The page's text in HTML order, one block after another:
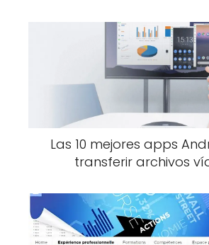
Las 10 mejores apps
transferir archivos